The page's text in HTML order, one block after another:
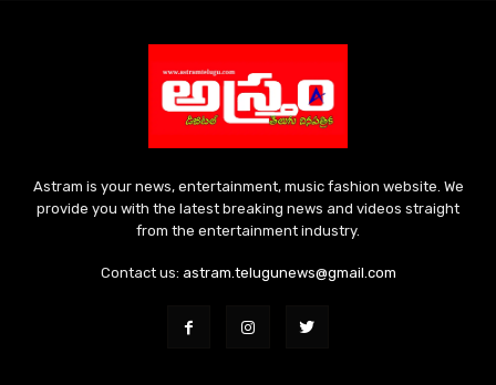
Astram is your news, entertainment, music fashion website. We
provide you with the latest breaking news and videos straight
from the entertainment industry.
Contact us: astram.telugunews@gmail.com